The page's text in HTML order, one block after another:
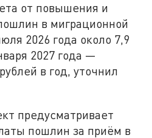
от повышения и
в миграционной
2026 года около 7,9
2027 года —
в год, уточнил
предусматривает
пошлин за приём в